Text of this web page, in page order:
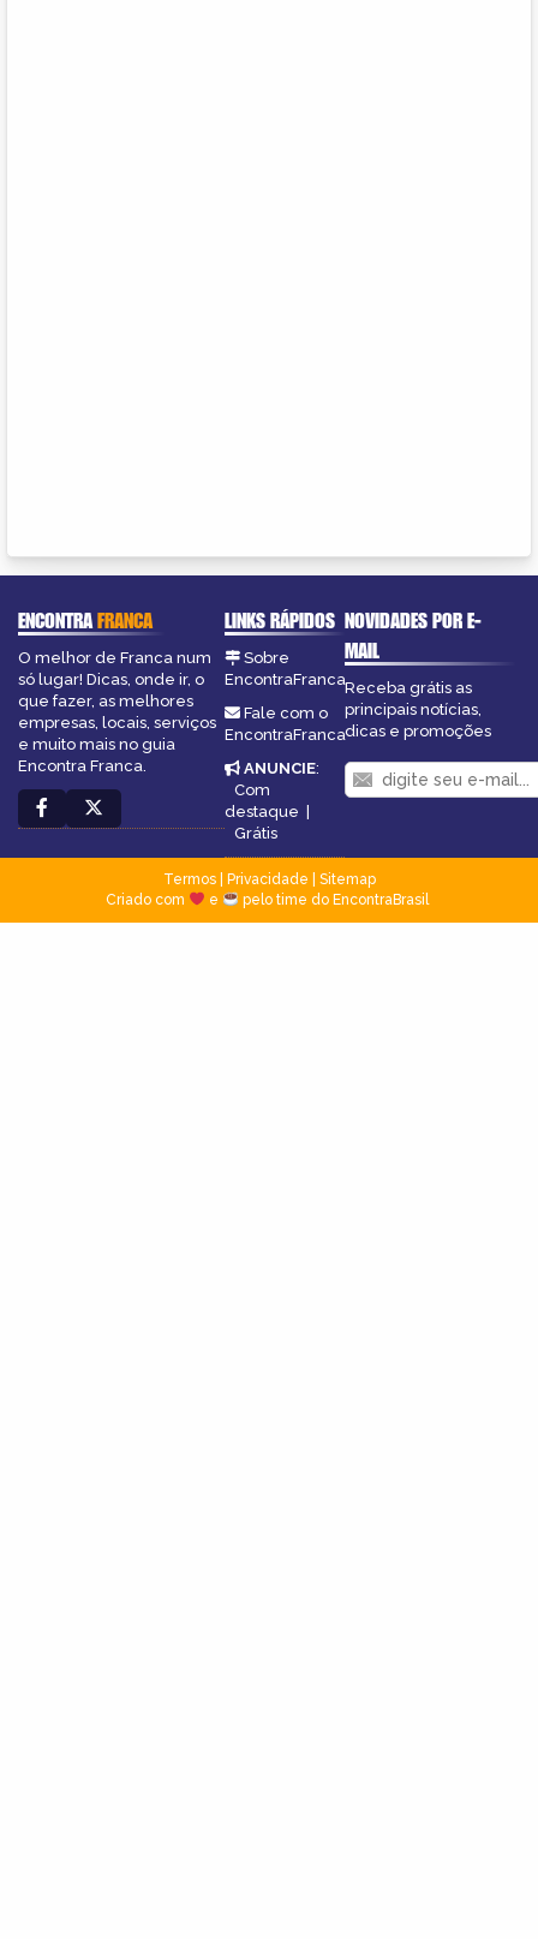
ENCONTRAFRANCA
O melhor de Franca num
só lugar! Dicas, onde ir, o
que fazer, as melhores
empresas, locais, serviços
e muito mais no guia
Encontra Franca.
LINKS RÁPIDOS
Sobre
EncontraFranca
Fale com o
EncontraFranca
ANUNCIE:
Com
destaque |
Grátis
NOVIDADES POR E-
MAIL
Receba grátis as
principais notícias,
dicas e promoções
Termos| Privacidade
Sitemap
Criado com
e pelo time do EncontraBrasil